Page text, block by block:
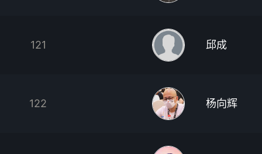
121 邱成
122 杨向辉